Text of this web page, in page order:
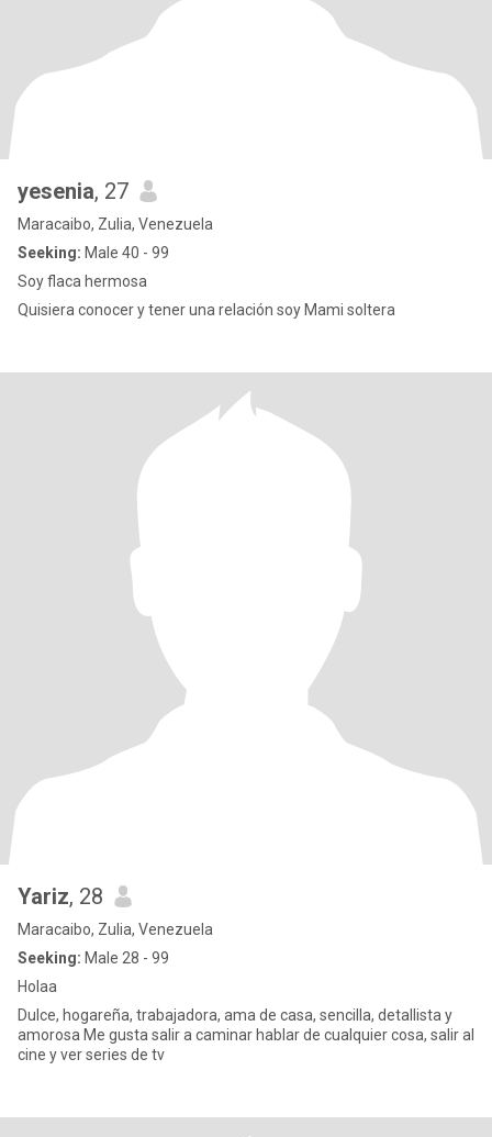
yesenia, 27
Maracaibo, Zulia, Venezuela
Seeking: Male 40 - 99
Soy flaca hermosa
Quisiera conocer y tener una relación soy Mami soltera
Yariz, 28
Maracaibo, Zulia, Venezuela
Seeking: Male 28 - 99
Holaa
Dulce, hogareña, trabajadora, ama de casa, sencilla, detallista y
amorosa Me gusta salir a caminar hablar de cualquier cosa, salir al
cine y ver series de tv